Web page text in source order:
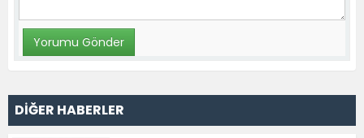
DİĞER HABERLER